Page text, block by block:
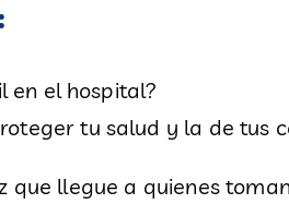
en el hospital?
tu salud y la de tus
llegue a quienes